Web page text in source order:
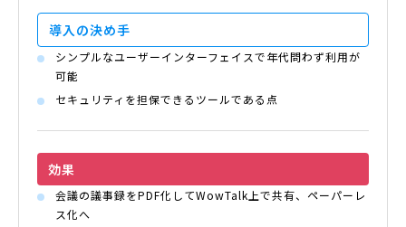
導入の決め手
シンプルなユーザーインターフェイスで年代問わず利用が
可能
セキュリティを担保できるツールである点
効果
会議の議事録をPDF化してWowTalk上で共有、ペーパーレ
ス化へ